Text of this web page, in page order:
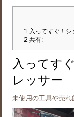
1 入ってすぐ！
2 共有:
入ってす
レッサー
未使用の工具や売れ